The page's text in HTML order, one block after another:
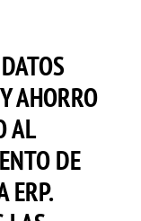
AHORRO
AL
DE
ERP.